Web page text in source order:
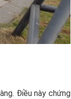
Điều này chứng